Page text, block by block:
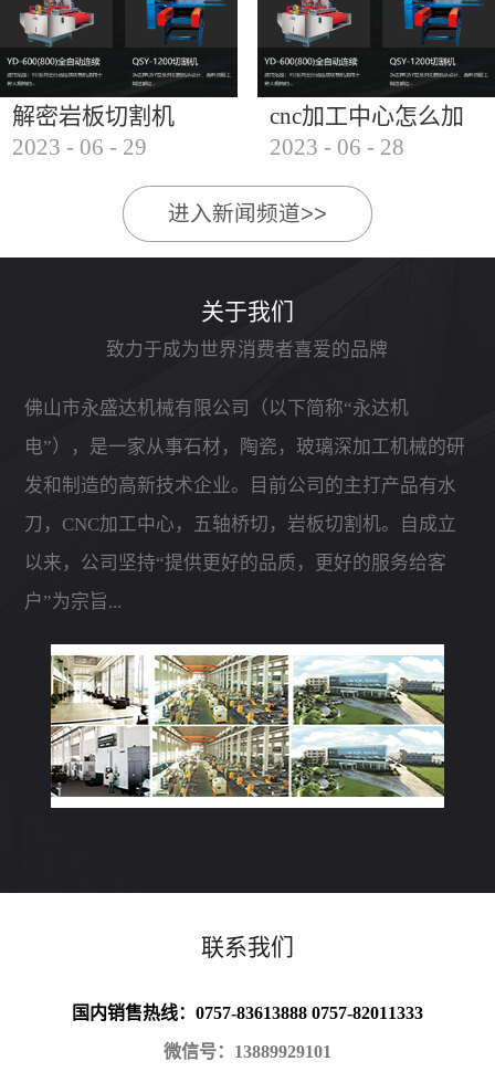
少的设备之一。但是，如何选择合适的桥切机厂家也
是很多消费者不得不面对的问题。选择一个靠谱的桥
切机厂家，是保证桥切机使用效果和...
解密岩板切割机
2023 - 06 - 29
cnc加工中心怎么加
工石材
2023 - 06 - 28
进入新闻频道>>
关于我们
致力于成为世界消费者喜爱的品牌
佛山市永盛达机械有限公司（以下简称“永达机
电”），是一家从事石材，陶瓷，玻璃深加工机械的研
发和制造的高新技术企业。目前公司的主打产品有水
刀，CNC加工中心，五轴桥切，岩板切割机。自成立
以来，公司坚持“提供更好的品质，更好的服务给客
户”为宗旨...
联系我们
国内销售热线：0757-83613888 0757-82011333
微信号：13889929101